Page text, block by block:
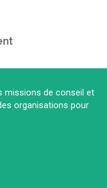
missions de conseil et
organisations pour